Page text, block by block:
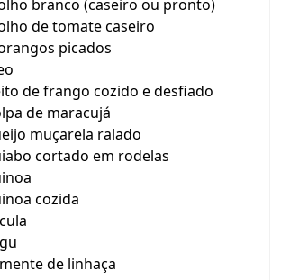
branco (caseiro ou pronto)
de tomate caseiro
picados
de frango cozido e desfiado
de maracujá
muçarela ralado
cortado em rodelas
cozida
de linhaça